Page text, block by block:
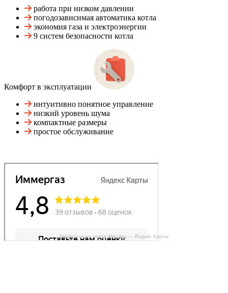
работа при низком давлении
погодозависимая автоматика котла
экономия газа и электроэнергии
9 систем безопасности котла
Комфорт в эксплуатации
интуитивно понятное управление
низкий уровень шума
компактные размеры
простое обслуживание
Иммергаз на карте Москвы — Яндекс Карты